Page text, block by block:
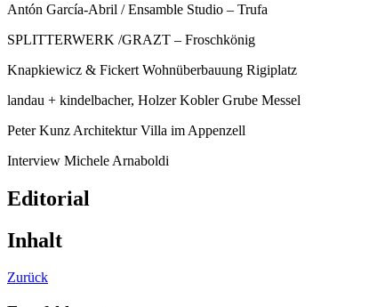
Antón García-Abril / Ensamble Studio – Trufa
SPLITTERWERK /GRAZT – Froschkönig
Knapkiewicz & Fickert Wohnüberbauung Rigiplatz
landau + kindelbacher, Holzer Kobler Grube Messel
Peter Kunz Architektur Villa im Appenzell
Interview Michele Arnaboldi
Editorial
Inhalt
Zurück